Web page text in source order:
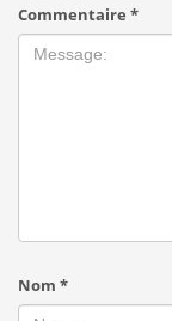
Commentaire *
Nom *